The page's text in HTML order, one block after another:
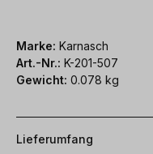
Marke: Karnasch
Art.-Nr.: K-201-507
Gewicht: 0.078 kg
Lieferumfang